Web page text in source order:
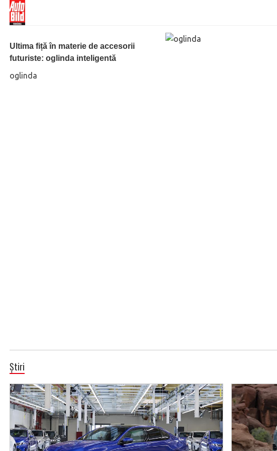
Ultima fiță în materie de accesorii
futuriste: oglinda inteligentă
oglinda
Știri